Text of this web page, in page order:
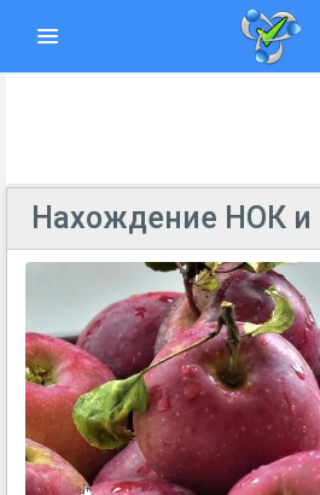
Нахождение НОК